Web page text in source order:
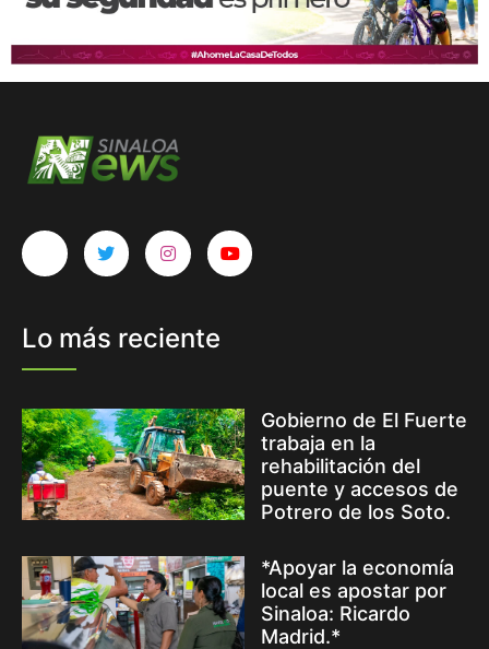
Lo más reciente
Gobierno de El Fuerte
trabaja en la
rehabilitación del
puente y accesos de
Potrero de los Soto.
*Apoyar la economía
local es apostar por
Sinaloa: Ricardo
Madrid.*